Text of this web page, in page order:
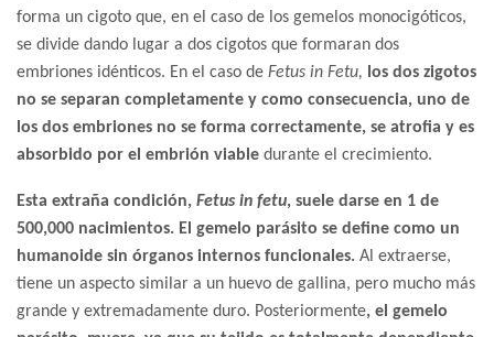
forma un cigoto que, en el caso de los gemelos monocigóticos,
se divide dando lugar a dos cigotos que formaran dos
embriones idénticos. En el caso de Fetus in Fetu, los dos zigotos
no se separan completamente y como consecuencia, uno de
los dos embriones no se forma correctamente, se atrofia y es
absorbido por el embrión viable durante el crecimiento.
Esta extraña condición, Fetus in fetu, suele darse en 1 de
500,000 nacimientos. El gemelo parásito se define como un
humanoide sin órganos internos funcionales. Al extraerse,
tiene un aspecto similar a un huevo de gallina, pero mucho más
grande y extremadamente duro. Posteriormente, el gemelo